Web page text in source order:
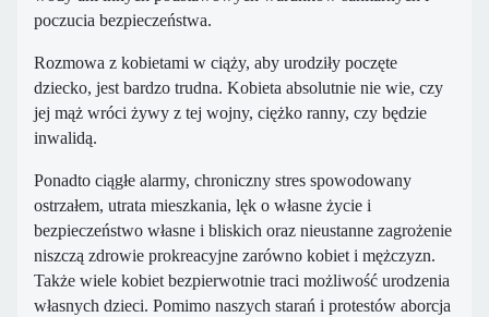
poczucia bezpieczeństwa.
Rozmowa z kobietami w ciąży, aby urodziły poczęte
dziecko, jest bardzo trudna. Kobieta absolutnie nie wie, czy
jej mąż wróci żywy z tej wojny, ciężko ranny, czy będzie
inwalidą.
Ponadto ciągłe alarmy, chroniczny stres spowodowany
ostrzałem, utrata mieszkania, lęk o własne życie i
bezpieczeństwo własne i bliskich oraz nieustanne zagrożenie
niszczą zdrowie prokreacyjne zarówno kobiet i mężczyzn.
Także wiele kobiet bezpierwotnie traci możliwość urodzenia
własnych dzieci. Pomimo naszych starań i protestów aborcja